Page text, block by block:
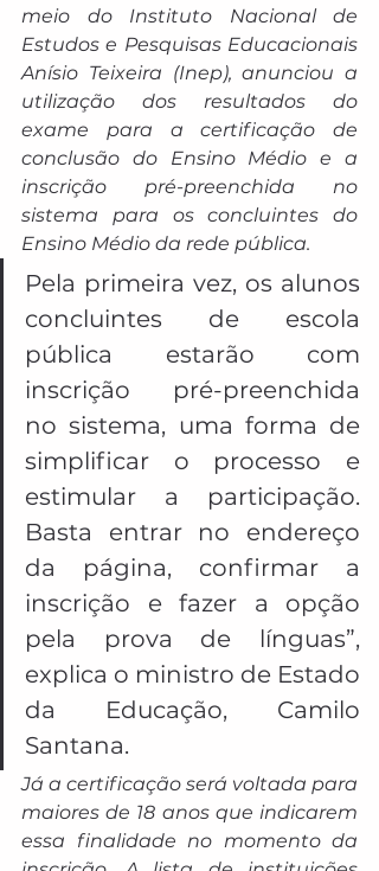
meio do Instituto Nacional de
Estudos e Pesquisas Educacionais
Anísio Teixeira (Inep), anunciou a
utilização dos resultados do
exame para a certificação de
conclusão do Ensino Médio e a
inscrição pré-preenchida no
sistema para os concluintes do
Ensino Médio da rede pública.
Pela primeira vez, os alunos
concluintes de escola
pública estarão com
inscrição pré-preenchida
no sistema, uma forma de
simplificar o processo e
estimular a participação.
Basta entrar no endereço
da página, confirmar a
inscrição e fazer a opção
pela prova de línguas”,
explica o ministro de Estado
da Educação, Camilo
Santana.
Já a certificação será voltada para
maiores de 18 anos que indicarem
essa finalidade no momento da